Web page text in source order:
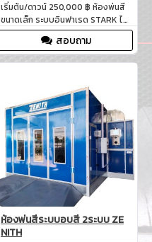
เริ่มต้น/ดาวน์ 250,000 ฿ ห้องพ่นสี
ขนาดเล็ก ระบบอินฟาเรด STARK ได้
รับการออกแบบอย่างพิถีพิถันเพื่อให้
เป็นศูนย์กลางของการผลิตที่มี
ประสิทธิภาพสูง ทั้งในด้านคุณภาพ
กะทัดรัดแต่ครบครันด้วยฟังก์ชัน
ต่างๆ ที่ทันสมัย เหมาะสำหรับโรงงาน
อุตสาหกรรมขนาดเล็กถึงขนาดกลาง
และผู้ประกอบการที่
สอบถาม
ห้องพ่นสีระบบอบสี 2ระบบ ZE
NITH